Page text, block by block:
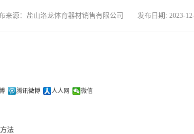
来源：盐山洛龙体育器材销售有限公司 发布日期: 2023-
腾讯微博 人人网 微信
法